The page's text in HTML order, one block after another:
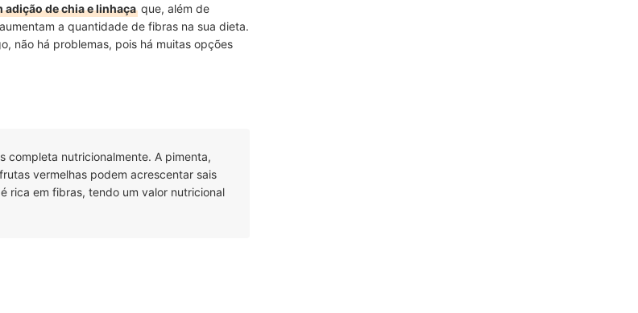
adição de chia e linhaça que, além de
a quantidade de fibras na sua dieta.
não há problemas, pois há muitas opções
completa nutricionalmente. A pimenta,
vermelhas podem acrescentar sais
rica em fibras, tendo um valor nutricional